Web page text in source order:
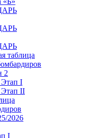
таблица
2
I
II
2026
I